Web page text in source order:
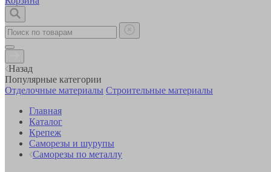
Назад
Популярные категории
Отделочные материалы Строительные материалы
Главная
Каталог
Крепеж
Саморезы и шурупы
Саморезы по металлу